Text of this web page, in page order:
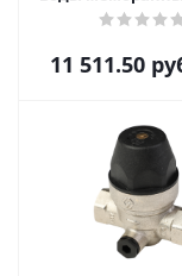
11 511.50